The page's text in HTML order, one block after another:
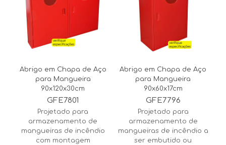
Abrigo em Chapa de Aço
para Mangueira
90x120x30cm
GFE7801
Projetado para
armazenamento de
mangueiras de incêndio
com montagem
Abrigo em Chapa de Aço
para Mangueira
90x60x17cm
GFE7796
Projetado para
armazenamento de
mangueiras de incêndio a
ser embutido ou